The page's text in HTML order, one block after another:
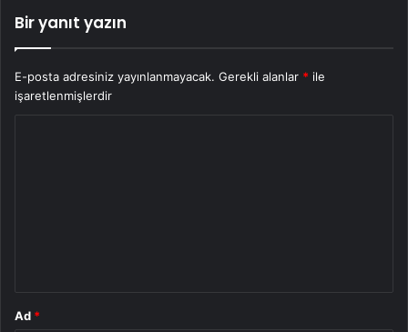
Bir yanıt yazın
E-posta adresiniz yayınlanmayacak. Gerekli alanlar * ile
işaretlenmişlerdir
Ad *